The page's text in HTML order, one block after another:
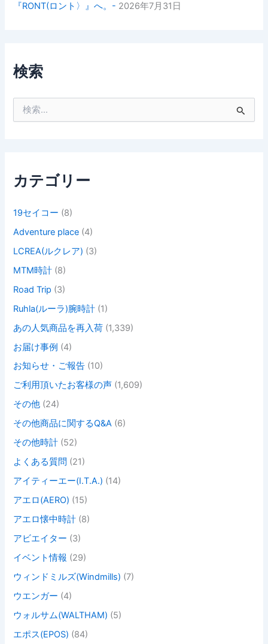
『RONT(ロント〉』へ。- 2026年7月31日
検索
カテゴリー
19セイコー (8)
Adventure place (4)
LCREA(ルクレア) (3)
MTM時計 (8)
Road Trip (3)
Ruhla(ルーラ)腕時計 (1)
あの人気商品を再入荷 (1,339)
お届け事例 (4)
お知らせ・ご報告 (10)
ご利用頂いたお客様の声 (1,609)
その他 (24)
その他商品に関するQ&A (6)
その他時計 (52)
よくある質問 (21)
アイティーエー(I.T.A.) (14)
アエロ(AERO) (15)
アエロ懐中時計 (8)
アビエイター (3)
イベント情報 (29)
ウィンドミルズ(Windmills) (7)
ウエンガー (4)
ウォルサム(WALTHAM) (5)
エポス(EPOS) (84)